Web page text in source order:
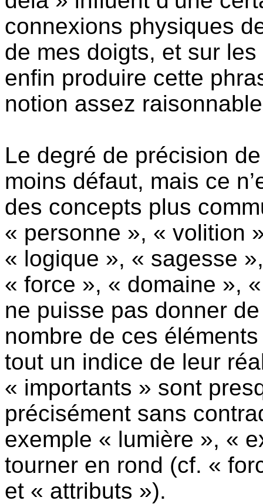
connexions physiques
de mes doigts, et sur
enfin produire cette
notion assez
Le degré de précision
moins défaut, mais ce
des concepts plus
« personne », « volition
« logique », « sagesse
« force », « domaine »,
ne puisse pas donner
nombre de ces
tout un indice de leur
« importants » sont
précisément sans
exemple « lumière », «
tourner en rond (cf. «
et « attributs »).